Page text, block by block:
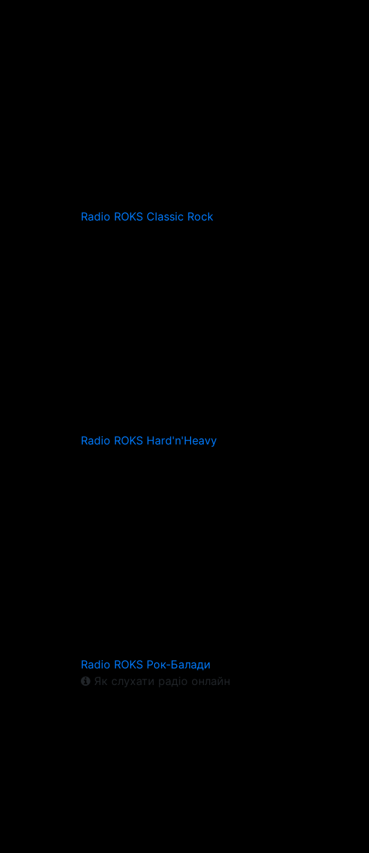
Radio ROKS Classic Rock
Radio ROKS Hard'n'Heavy
Radio ROKS Рок-Балади
Як слухати радіо онлайн